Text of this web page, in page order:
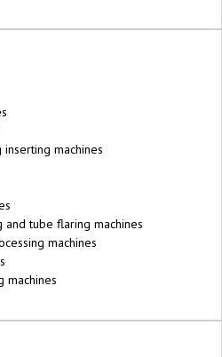
machines
and tube flaring machines
machines
machines